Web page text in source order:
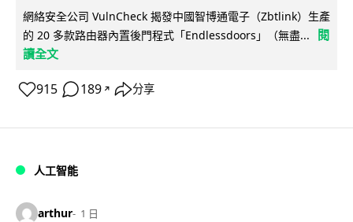
網絡安全公司 VulnCheck 揭發中國智博通電子（Zbtlink）生產
的 20 多款路由器內置後門程式「Endlessdoors」（無盡...
閱
讀全文
915 189 ↗ 分享
人工智能
arthur 1 日